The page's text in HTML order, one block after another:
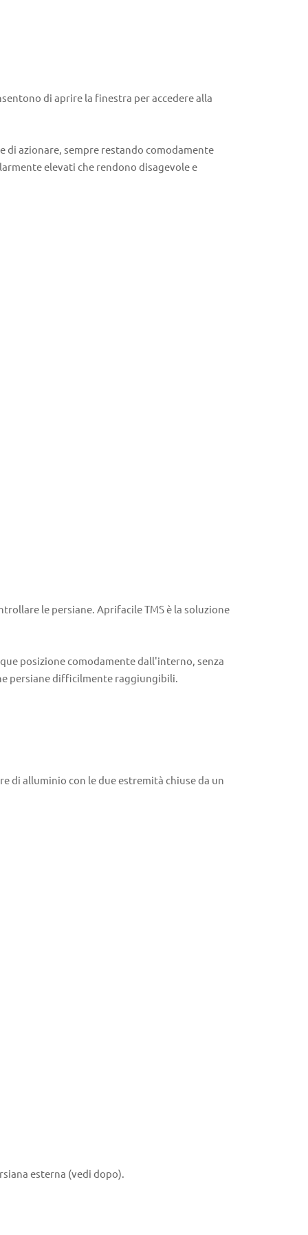
di aprire la finestra per accedere alla
azionare, sempre restando comodamente
elevati che rendono disagevole e
le persiane. Aprifacile TMS è la soluzione
posizione comodamente dall'interno, senza
persiane difficilmente raggiungibili.
di alluminio con le due estremità chiuse da un
esterna (vedi dopo).